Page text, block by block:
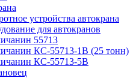
устройства автокрана
для автокранов
55713
КС-55713-1В (25 тонн)
КС-55713-5В